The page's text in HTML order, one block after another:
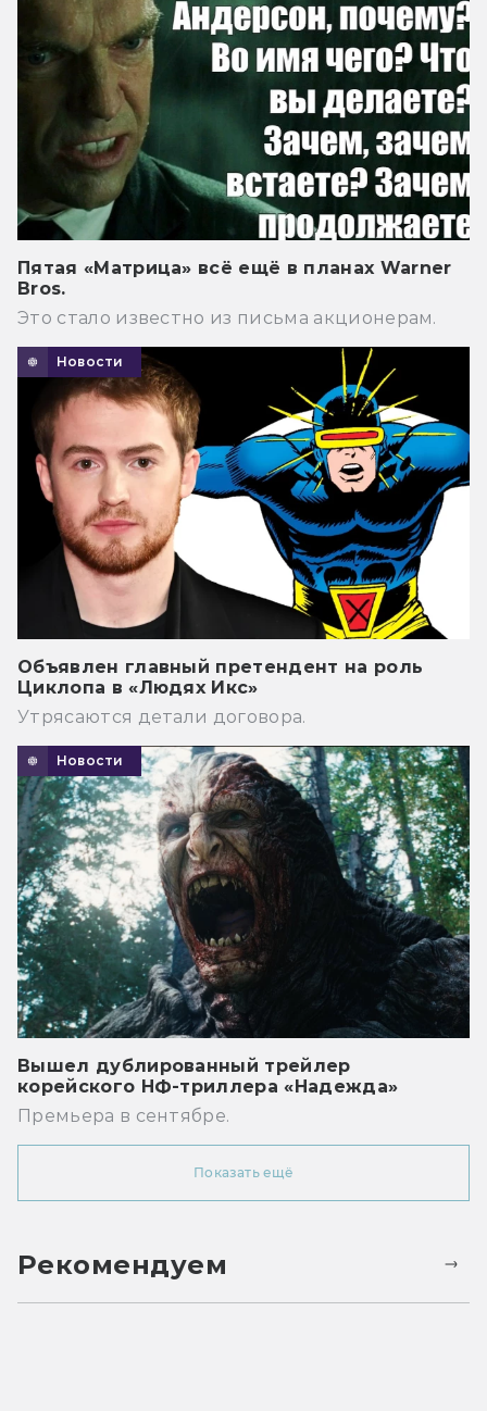
Пятая «Матрица» всё ещё в планах Warner
Bros.
Это стало известно из письма акционерам.
Новости
Объявлен главный претендент на роль
Циклопа в «Людях Икс»
Утрясаются детали договора.
Новости
Вышел дублированный трейлер
корейского НФ-триллера «Надежда»
Премьера в сентябре.
Показать ещё
Рекомендуем